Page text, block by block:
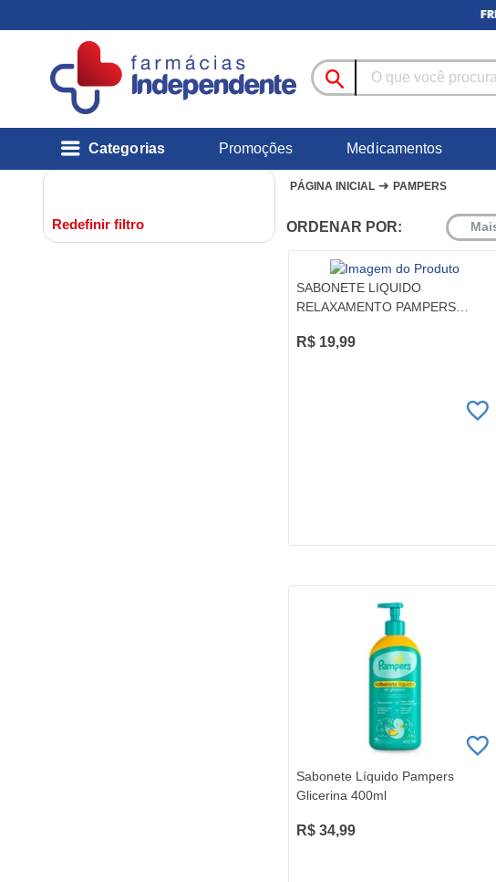
Categorias Promoções Medicamentos
Redefinir filtro
PÁGINA INICIAL ➜ PAMPERS
ORDENAR POR:
SABONETE LIQUIDO
RELAXAMENTO PAMPERS
R$ 19,99
Sabonete Líquido Pampers
Glicerina 400ml
R$ 34,99